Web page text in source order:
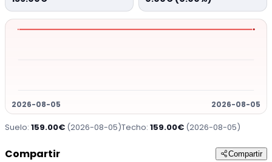
2026-08-05 2026-08-05
Suelo: 159.00€ (2026-08-05)Techo: 159.00€ (2026-08-05)
Compartir Compartir